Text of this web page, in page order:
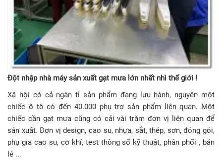
Đột nhập nhà máy sản xuất gạt mưa lớn nhất nhì thế giới !
Xã hội có cả ngàn tỉ sản phẩm đang lưu hành, nguyên một
chiếc ô tô có đến 40.000 phụ trợ sản phẩm liên quan. Một
chiếc cần gạt mưa cũng có cải vài trăm đơn vị liên quan để
sản xuất. Đơn vị design, cao su, nhựa, sắt, thép, sơn, đóng gói,
phụ gia cao su, cơ khí, test thông số kỹ thuật, phân phối , bán
lẻ ...